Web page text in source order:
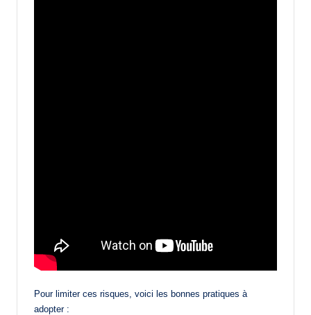
Pour limiter ces risques, voici les bonnes pratiques à
adopter :